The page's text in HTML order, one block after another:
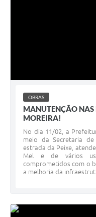
OBRAS
MANUTENÇÃO NAS
MOREIRA!
No dia 11/02, a
meio da Secretaria
estrada da Peixe,
Mel e de vários
comprometidos com o
a melhoria da